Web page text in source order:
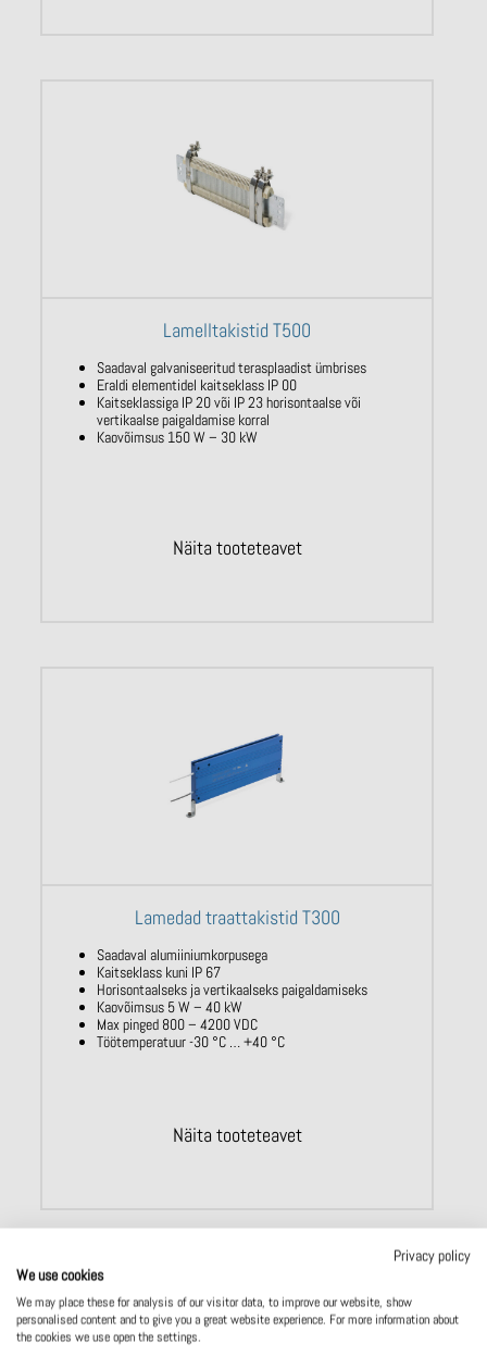
Lamelltakistid T500
Saadaval galvaniseeritud terasplaadist ümbrises
Eraldi elementidel kaitseklass IP 00
Kaitseklassiga IP 20 või IP 23 horisontaalse või
vertikaalse paigaldamise korral
Kaovõimsus 150 W – 30 kW
Näita tooteteavet
Lamedad traattakistid T300
Saadaval alumiiniumkorpusega
Kaitseklass kuni IP 67
Horisontaalseks ja vertikaalseks paigaldamiseks
Kaovõimsus 5 W – 40 kW
Max pinged 800 – 4200 VDC
Töötemperatuur -30 °C … +40 °C
Näita tooteteavet
Privacy policy
We use cookies
We may place these for analysis of our visitor data, to improve our website, show
personalised content and to give you a great website experience. For more information about
the cookies we use open the settings.